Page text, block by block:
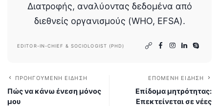
Διατροφής, αναλύοντας δεδομένα από
διεθνείς οργανισμούς (WHO, EFSA).
EDITOR-IN-CHIEF & SOCIOLOGIST (PHD)
ΠΡΟΗΓΟΎΜΕΝΗ ΕΊΔΗΣΗ
Πώς να κάνω ένεση μόνος
μου
ΕΠΌΜΕΝΗ ΕΊΔΗΣΗ
Επίδομα μητρότητας:
Επεκτείνεται σε νέες